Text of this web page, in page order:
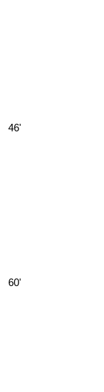
46'
60'